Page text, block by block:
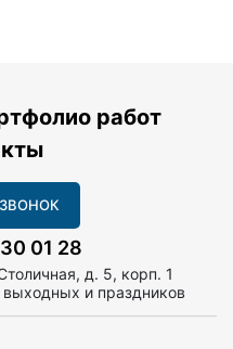
работ
01 28
д. 5, корп. 1
выходных и праздников